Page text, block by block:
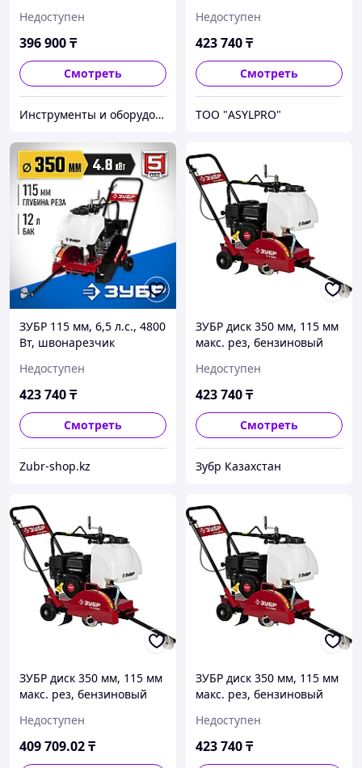
Недоступен
396 900₸
Смотреть
Инструменты и оборудование StellarTrade
Профессионал
Недоступен
423 740₸
Смотреть
ТОО "ASYLPRO"
ЗУБР 115 мм, 6,5 л.с., 4800
Вт, швонарезчик
Профессионал
Недоступен
423 740₸
Смотреть
Zubr-shop.kz
ЗУБР диск 350 мм, 115 мм
макс. рез, бензиновый
швов), Профессионал
(ЗШБ-350)
Недоступен
423 740₸
Смотреть
Зубр Казахстан
ЗУБР диск 350 мм, 115 мм
макс. рез, бензиновый
швов), Профессионал
(ЗШБ-350)
Недоступен
409 709.02₸
ЗУБР диск 350 мм, 115 мм
макс. рез, бензиновый
швов), Профессионал
(ЗШБ-350)
Недоступен
423 740₸